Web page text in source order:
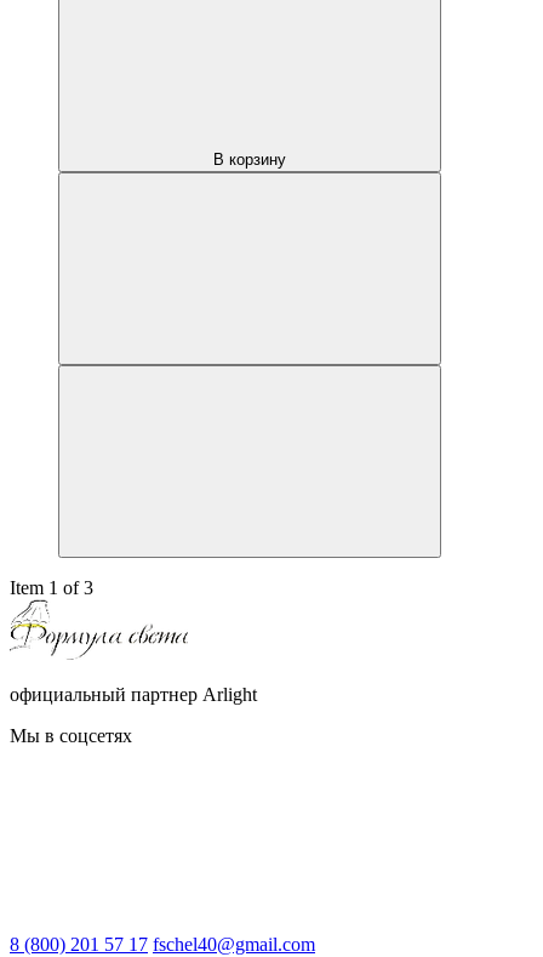
В корзину
Item 1 of 3
официальный партнер Arlight
Мы в соцсетях
8 (800) 201 57 17 fschel40@gmail.com